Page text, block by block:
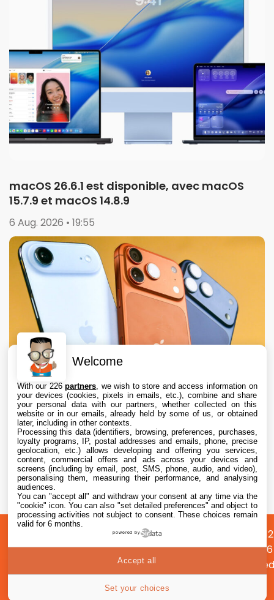
macOS 26.6.1 est disponible, avec macOS
15.7.9 et macOS 14.8.9
6 Aug. 2026 • 19:55
Apple augmente les valeurs de reprise des
iPhone, iPad, Mac et Apple Watch
6 Aug. 2026 • 19:02
propos
Préférences
cookies
Confidentialité
©
2026
|
Welcome
With our 226partners , we wish to store and access information on
your devices (cookies, pixels in emails, etc.), combine and share
your personal data with our partners, whether collected on this
website or in our emails, already held by some of us, or obtained
later, including in other contexts.
Processing this data (identifiers, browsing, preferences, purchases,
loyalty programs, IP, postal addresses and emails, phone, precise
geolocation, etc.) allows developing and offering you services,
content, commercial offers and ads across your devices and
screens (including by email, post, SMS, phone, audio, and video),
personalising them, measuring their performance, and analysing
audiences.
You can "accept all" and withdraw your consent at any time via the
"cookie" icon. You can also "set detailed preferences" and object to
processing activities not subject to consent. These choices remain
valid for 6 months.
powered by
Set your choices
Accept all